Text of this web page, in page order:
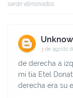
serán eliminados.
3 de agosto
de derecha a
mi tia Etel
derecha era su